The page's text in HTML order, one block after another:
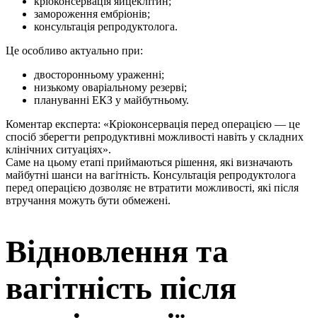
замороження ембріонів;
консультація репродуктолога.
Це особливо актуально при:
двосторонньому ураженні;
низькому оваріальному резерві;
плануванні ЕКЗ у майбутньому.
Коментар експерта: «Кріоконсервація перед операцією — це
спосіб зберегти репродуктивні можливості навіть у складних
клінічних ситуаціях».
Саме на цьому етапі приймаються рішення, які визначають
майбутні шанси на вагітність. Консультація репродуктолога
перед операцією дозволяє не втратити можливості, які після
втручання можуть бути обмежені.
Відновлення та
вагітність після